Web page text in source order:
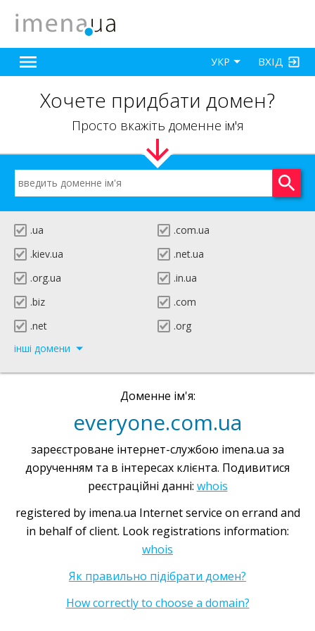
ВХІД
УКР
Хочете придбати домен?
Просто вкажіть доменне ім'я
.ua
.com.ua
.kiev.ua
.net.ua
.org.ua
.in.ua
.biz
.com
.net
.org
інші домени
Доменне ім'я:
everyone.com.ua
зареєстроване інтернет-службою imena.ua за
дорученням та в інтересах клієнта. Подивитися
реєстраційні данні: whois
registered by imena.ua Internet service on errand and
in behalf of client. Look registrations information:
whois
Як правильно підібрати домен?
How correctly to choose a domain?